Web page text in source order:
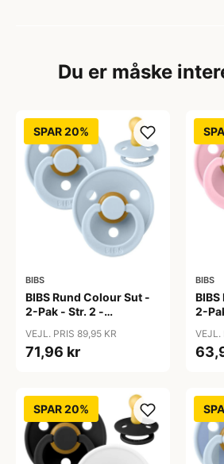
Du er måske
SPAR 20%
BIBS
BIBS Rund Colour Sut -
2-Pak - Str. 2 -
Blue/Baby Blue
VEJL. PRIS 89,95 KR
71,96 kr
BIBS
2-
VEJL.
SPAR 20%